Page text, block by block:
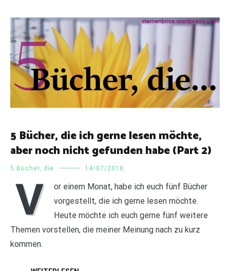
5 Bücher, die ich gerne lesen möchte,
aber noch nicht gefunden habe (Part 2)
5 Bücher, die 14/07/2018
V
or einem Monat, habe ich euch fünf Bücher
vorgestellt, die ich gerne lesen möchte.
Heute möchte ich euch gerne fünf weitere
Themen vorstellen, die meiner Meinung nach zu kurz
kommen.